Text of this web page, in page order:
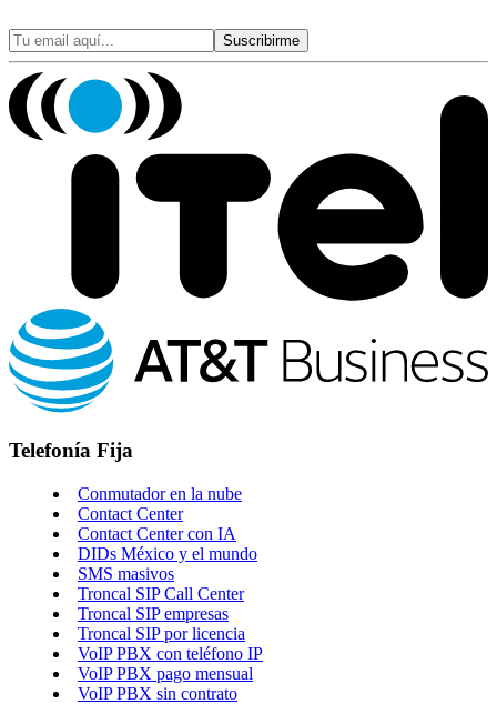
Suscribirme
Telefonía Fija
Conmutador en la nube
Contact Center
Contact Center con IA
DIDs México y el mundo
SMS masivos
Troncal SIP Call Center
Troncal SIP empresas
Troncal SIP por licencia
VoIP PBX con teléfono IP
VoIP PBX pago mensual
VoIP PBX sin contrato